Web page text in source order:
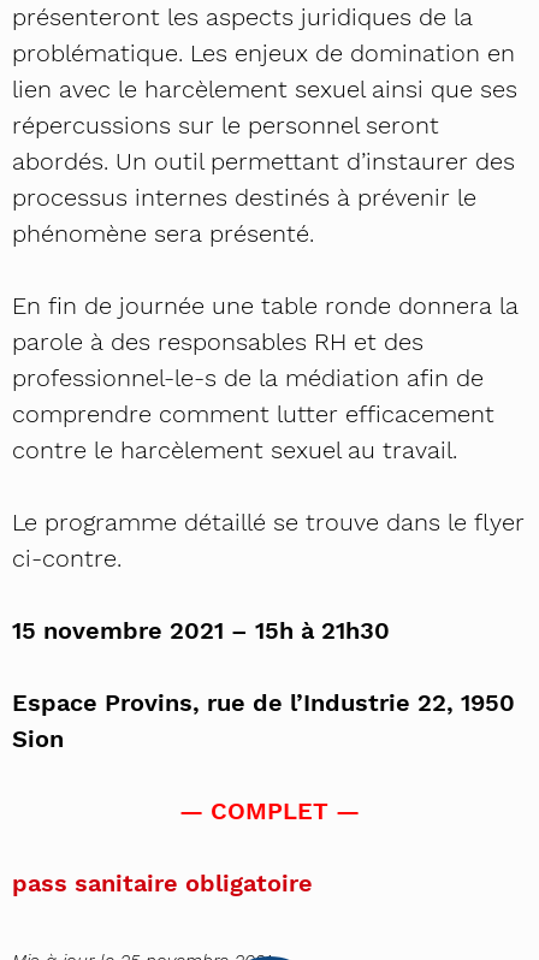
présenteront les aspects juridiques de la
problématique. Les enjeux de domination en
lien avec le harcèlement sexuel ainsi que ses
répercussions sur le personnel seront
abordés. Un outil permettant d’instaurer des
processus internes destinés à prévenir le
phénomène sera présenté.
En fin de journée une table ronde donnera la
parole à des responsables RH et des
professionnel-le-s de la médiation afin de
comprendre comment lutter efficacement
contre le harcèlement sexuel au travail.
Le programme détaillé se trouve dans le flyer
ci-contre.
15 novembre 2021 – 15h à 21h30
Espace Provins, rue de l’Industrie 22, 1950
Sion
— COMPLET —
pass sanitaire obligatoire